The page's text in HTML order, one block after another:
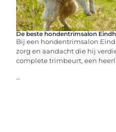
De beste hondentrimsalon
Bij een hondentrimsalon
zorg en aandacht die hij
complete trimbeurt, een
...